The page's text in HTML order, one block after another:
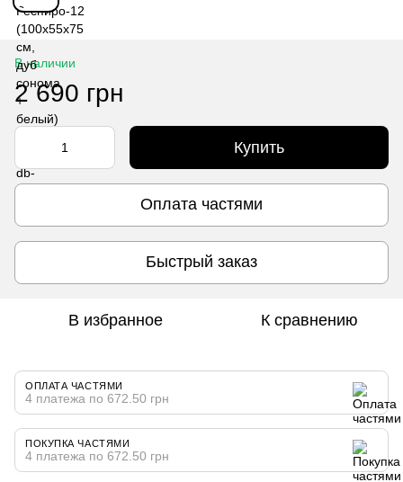
В наличии
2 690 грн
Купить
Оплата частями
Быстрый заказ
В избранное К сравнению
ОПЛАТА ЧАСТЯМИ
4 платежа по 672.50 грн
ПОКУПКА ЧАСТЯМИ
4 платежа по 672.50 грн